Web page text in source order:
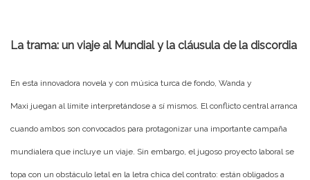
La trama: un viaje al Mundial y la cláusula de la discordia
En esta innovadora novela y con música turca de fondo, Wanda y
Maxi juegan al límite interpretándose a sí mismos. El conflicto central arranca
cuando ambos son convocados para protagonizar una importante campaña
mundialera que incluye un viaje. Sin embargo, el jugoso proyecto laboral se
topa con un obstáculo letal en la letra chica del contrato: están obligados a